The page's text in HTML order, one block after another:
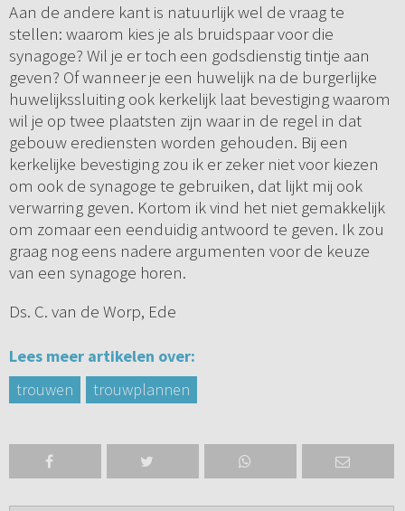
Aan de andere kant is natuurlijk wel de vraag te
stellen: waarom kies je als bruidspaar voor die
synagoge? Wil je er toch een godsdienstig tintje aan
geven? Of wanneer je een huwelijk na de burgerlijke
huwelijkssluiting ook kerkelijk laat bevestiging waarom
wil je op twee plaatsten zijn waar in de regel in dat
gebouw erediensten worden gehouden. Bij een
kerkelijke bevestiging zou ik er zeker niet voor kiezen
om ook de synagoge te gebruiken, dat lijkt mij ook
verwarring geven. Kortom ik vind het niet gemakkelijk
om zomaar een eenduidig antwoord te geven. Ik zou
graag nog eens nadere argumenten voor de keuze
van een synagoge horen.
Ds. C. van de Worp, Ede
Lees meer artikelen over:
trouwen
trouwplannen